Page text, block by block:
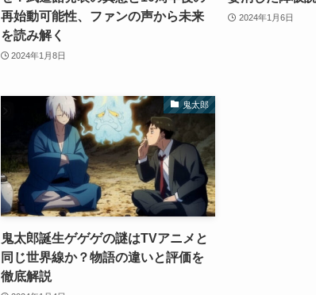
再始動可能性、ファンの声から未来
を読み解く
2024年1月8日
2024年1月6日
鬼太郎
鬼太郎誕生ゲゲゲの謎はTVアニメと
同じ世界線か？物語の違いと評価を
徹底解説